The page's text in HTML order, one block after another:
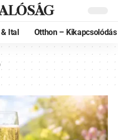
Ital Otthon – Kikapcsolódás